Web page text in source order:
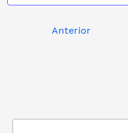
Anterior